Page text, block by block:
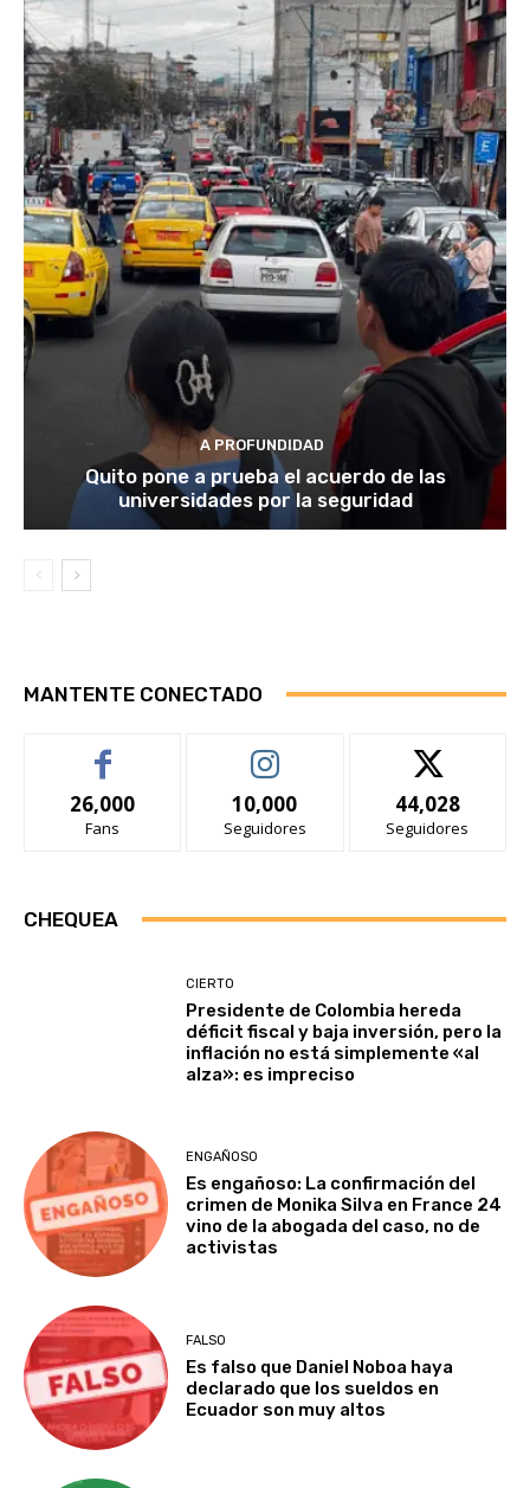
A PROFUNDIDAD
Quito pone a prueba el acuerdo de las
universidades por la seguridad
MANTENTE CONECTADO
26,000
Fans
10,000
Seguidores
44,028
Seguidores
CHEQUEA
CIERTO
Presidente de Colombia hereda
déficit fiscal y baja inversión, pero la
inflación no está simplemente «al
alza»: es impreciso
ENGAÑOSO
Es engañoso: La confirmación del
crimen de Monika Silva en France 24
vino de la abogada del caso, no de
activistas
FALSO
Es falso que Daniel Noboa haya
declarado que los sueldos en
Ecuador son muy altos